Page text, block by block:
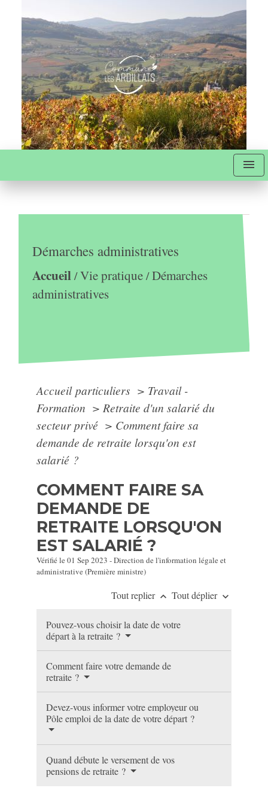
menu
Démarches administratives
Accueil/Vie pratique/Démarches
administratives
Accueil particuliers > Travail -
Formation > Retraite d'un salarié du
secteur privé > Comment faire sa
demande de retraite lorsqu'on est
salarié ?
COMMENT FAIRE SA
DEMANDE DE
RETRAITE LORSQU'ON
EST SALARIÉ ?
Vérifié le 01 Sep 2023 - Direction de l'information légale et
administrative (Première ministre)
Tout replier keyboard_arrow_up Tout déplier keyboard_arrow_down
Pouvez-vous choisir la date de votre
départ à la retraite ?
Comment faire votre demande de
retraite ?
Devez-vous informer votre employeur ou
Pôle emploi de la date de votre départ ?
Quand débute le versement de vos
pensions de retraite ?